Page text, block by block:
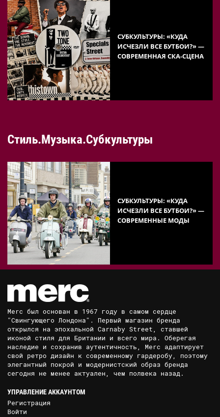
СУБКУЛЬТУРЫ: «КУДА
ИСЧЕЗЛИ ВСЕ БУТБОИ?» —
СОВРЕМЕННАЯ СКА-СЦЕНА
Стиль.Музыка.Субкультуры
СУБКУЛЬТУРЫ: «КУДА
ИСЧЕЗЛИ ВСЕ БУТБОИ?» —
СОВРЕМЕННЫЕ МОДЫ
Merc был основан в 1967 году в самом сердце
"Свингующего Лондона". Первый магазин бренда
открылся на эпохальной Carnaby Street, ставшей
иконой стиля для Британии и всего мира. Оберегая
наследие и сохранив аутентичность, Merc адаптирует
свой ретро дизайн к современному гардеробу, поэтому
элегантный покрой и модернистский образ бренда
сегодня не менее актуален, чем полвека назад.
УПРАВЛЕНИЕ АККАУНТОМ
Регистрация
Войти